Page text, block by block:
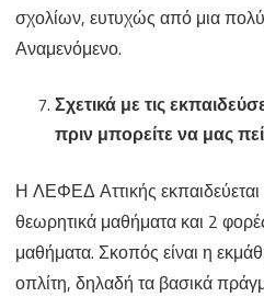
σχολίων, ευτυχώς από μια
Αναμενόμενο.
Σχετικά με τις
πριν μπορείτε να μας
Η ΛΕΦΕΔ Αττικής
θεωρητικά μαθήματα και 2
μαθήματα. Σκοπός είναι η
οπλίτη, δηλαδή τα βασικά